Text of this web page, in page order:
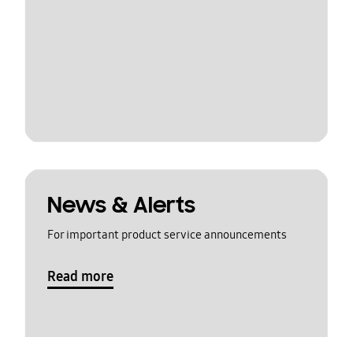
News & Alerts
For important product service announcements
Read more